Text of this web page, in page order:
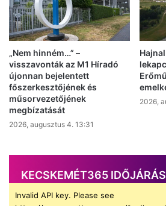
„Nem hinném…” –
visszavonták az M1 Híradó
újonnan bejelentett
főszerkesztőjének és
műsorvezetőjének
megbízatását
2026, augusztus 4. 13:31
2026,
KECSKEMÉT365 IDŐJÁRÁS
Invalid API key. Please see